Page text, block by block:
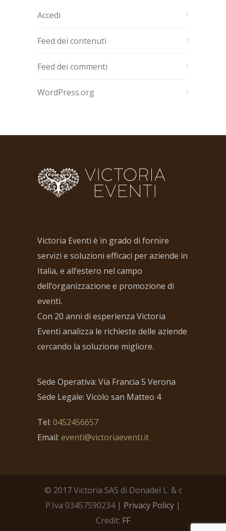
Accedi
Feed dei contenuti
Feed dei commenti
WordPress.org
Victoria Eventi è in grado di fornire
servizi e soluzioni efficaci per aziende in
Italia, e all’estero nel campo
dell’organizzazione e promozione di
eventi.
Con 20 anni di esperienza Victoria
Eventi analizza le richieste delle aziende
cercando la soluzione migliore.
Sede Operativa: Via Francia 5 Verona
Sede Legale: Vicolo san Matteo 4
Tel: 0452456657
Email: eventi@victoriaeventi.it
© 2017 Victoria SAS di Donadel L. & c
P.Iva 03457590234 | Privacy Policy |
Credit: FF